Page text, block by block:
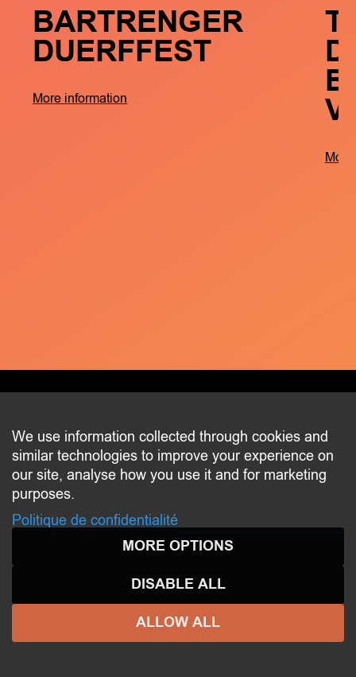
BARTRENGER
DUERFFEST
More information
CONTACT
2 beim Schlass
L-8058 Bertrange
© 2026 ENJOYBERTRANGE- All rights reserved -
We use information collected through cookies and
similar technologies to improve your experience on
our site, analyse how you use it and for marketing
purposes.
Politique de confidentialité
MORE OPTIONS
DISABLE ALL
ALLOW ALL